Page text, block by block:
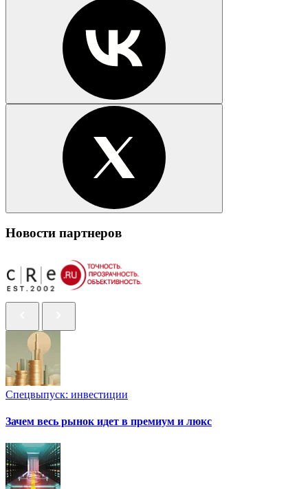
Новости партнеров
Спецвыпуск: инвестиции
Зачем весь рынок идет в премиум и люкс